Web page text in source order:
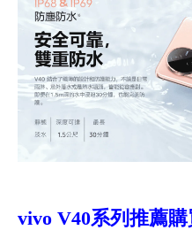
vivo V40系列 推薦購